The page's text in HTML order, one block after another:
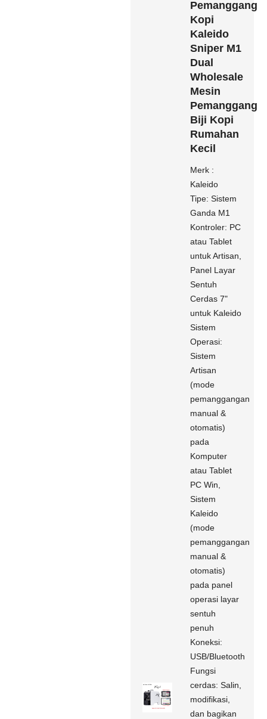
Pemanggang
Kopi
Kaleido
Sniper M1
Dual
Wholesale
Mesin
Pemanggang
Biji Kopi
Rumahan
Kecil
Merk :
Kaleido
Tipe: Sistem
Ganda M1
Kontroler: PC
atau Tablet
untuk Artisan,
Panel Layar
Sentuh
Cerdas 7"
untuk Kaleido
Sistem
Operasi:
Sistem
Artisan
(mode
pemanggangan
manual &
otomatis)
pada
Komputer
atau Tablet
PC Win,
Sistem
Kaleido
(mode
pemanggangan
manual &
otomatis)
pada panel
operasi layar
sentuh
penuh
Koneksi:
USB/Bluetooth
Fungsi
cerdas: Salin,
modifikasi,
dan bagikan